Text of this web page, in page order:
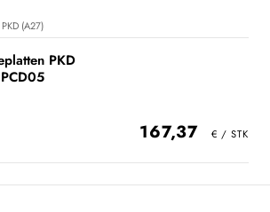
(A27)
PKD
167,37